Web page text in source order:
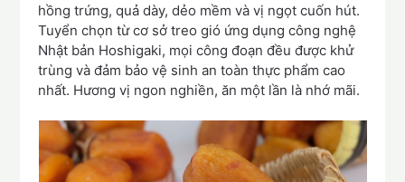
hồng trứng, quả dày, dẻo mềm và vị ngọt cuốn hút.
Tuyển chọn từ cơ sở treo gió ứng dụng công nghệ
Nhật bản Hoshigaki, mọi công đoạn đều được khử
trùng và đảm bảo vệ sinh an toàn thực phẩm cao
nhất. Hương vị ngon nghiền, ăn một lần là nhớ mãi.